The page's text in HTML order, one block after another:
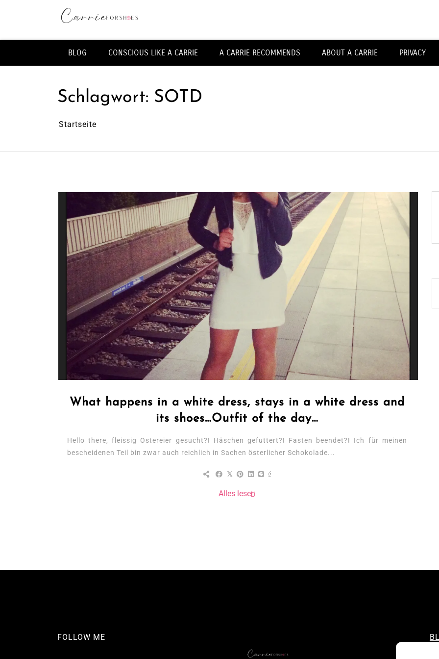
BLOG CONSCIOUS LIKE A CARRIE A CARRIE RECOMMENDS ABOUT A CARRIE PRIVACY
Schlagwort: SOTD
Startseite
What happens in a white dress, stays in a white dress and
its shoes…Outfit of the day…
Hello there, fleissig Ostereier gesucht?! Häschen gefuttert?! Fasten beendet?! Ich für meinen
bescheidenen Teil bin zwar auch reichlich in Sachen österlicher Schokolade...
Alles lesen
FOLLOW ME